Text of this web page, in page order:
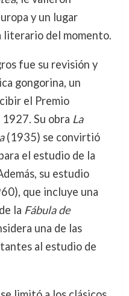
y un lugar
literario del momento.
fue su revisión y
gongorina, un
el Premio
Su obra La
(1935) se convirtió
el estudio de la
su estudio
que incluye una
la Fábula de
una de las
al estudio de